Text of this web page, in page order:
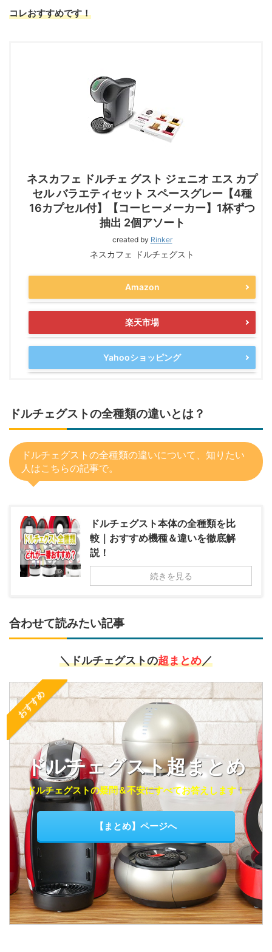
コレおすすめです！
ネスカフェ ドルチェ グスト ジェニオ エス カプ
セル バラエティセット スペースグレー【4種
16カプセル付】【コーヒーメーカー】1杯ずつ
抽出 2個アソート
created by Rinker
ネスカフェ ドルチェグスト
Amazon
楽天市場
Yahooショッピング
ドルチェグストの全種類の違いとは？
ドルチェグストの全種類の違いについて、知りたい
人はこちらの記事で。
ドルチェグスト本体の全種類を比
較｜おすすめ機種＆違いを徹底解
説！
続きを見る
合わせて読みたい記事
＼ドルチェグストの超まとめ／
おすすめ
ドルチェグスト超まとめ
ドルチェグストの疑問＆不安にすべてお答えします！
【まとめ】ページへ